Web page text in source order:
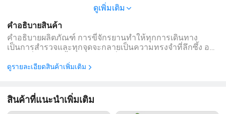
ดูเพิ่มเติม
คำอธิบายสินค้า
คำอธิบายผลิตภัณฑ์ การขี่จักรยานทำให้ทุกการเดินทาง
เป็นการสำรวจและทุกจุดจะกลายเป็นความทรงจำที่ลึกซึ้ง อย่า
ตลอดเส้นทางและเพลิดเพลินไปกับทิวทัศน์ของบรรยากาศ ...
ดูรายละเอียดสินค้าเพิ่มเติม
สินค้าที่แนะนำเพิ่มเติม